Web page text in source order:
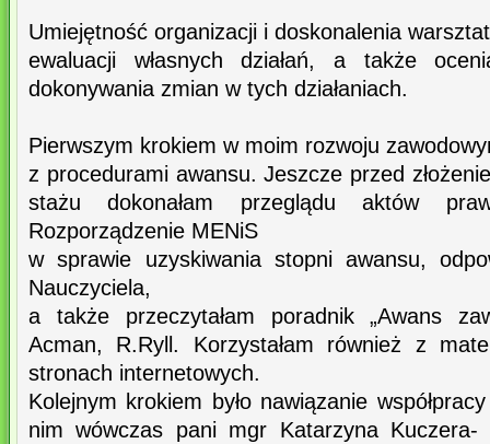
Umiejętność organizacji i doskonalenia
ewaluacji własnych działań, a także
dokonywania zmian w tych działaniach.
Pierwszym krokiem w moim rozwoju
z procedurami awansu. Jeszcze przed
stażu dokonałam przeglądu aktów
Rozporządzenie MENiS
w sprawie uzyskiwania stopni awansu,
Nauczyciela,
a także przeczytałam poradnik „Awans
Acman, R.Ryll. Korzystałam również z
stronach internetowych.
Kolejnym krokiem było nawiązanie
nim wówczas pani mgr Katarzyna